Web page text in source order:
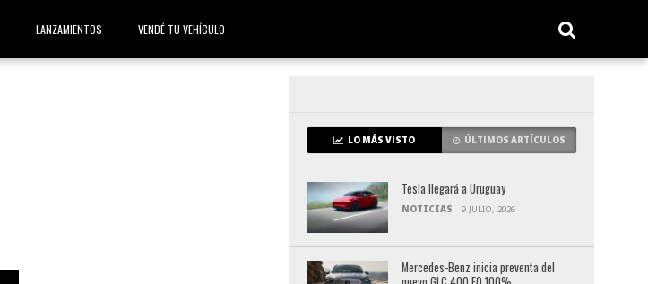
LANZAMIENTOS VENDÉ TU VEHÍCULO
LO MÁS VISTO ÚLTIMOS ARTÍCULOS
Tesla llegará a Uruguay
NOTICIAS 9 JULIO, 2026
Mercedes-Benz inicia preventa del